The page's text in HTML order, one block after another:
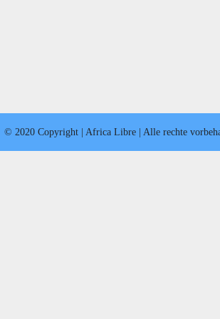
© 2020 Copyright | Africa Libre | Alle rechte